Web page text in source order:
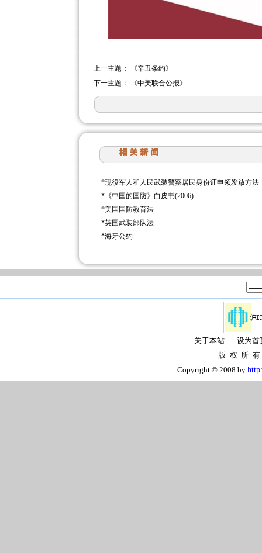
上一主题：
《辛丑条约》
下一主题：
《中美联合公报》
*现役军人和人民武装警察居民身份证申领发放方法
* 《中国的国防》白皮书(2006)
*美国国防教育法
*英国武装部队法
*海牙公约